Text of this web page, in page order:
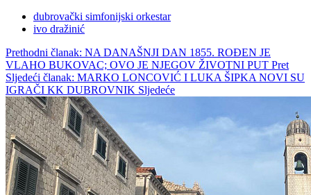
dubrovački simfonijski orkestar
ivo dražinić
Prethodni članak: NA DANAŠNJI DAN 1855. ROĐEN JE
VLAHO BUKOVAC; OVO JE NJEGOV ŽIVOTNI PUT Pret
Sljedeći članak: MARKO LONCOVIĆ I LUKA ŠIPKA NOVI SU
IGRAČI KK DUBROVNIK Sljedeće